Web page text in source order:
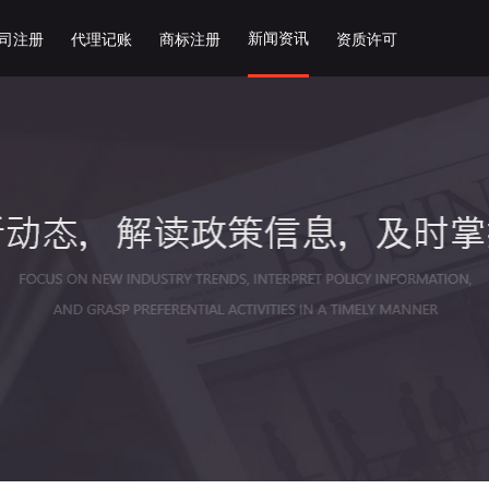
注册 代理记账 商标注册 新闻资讯 资质许可